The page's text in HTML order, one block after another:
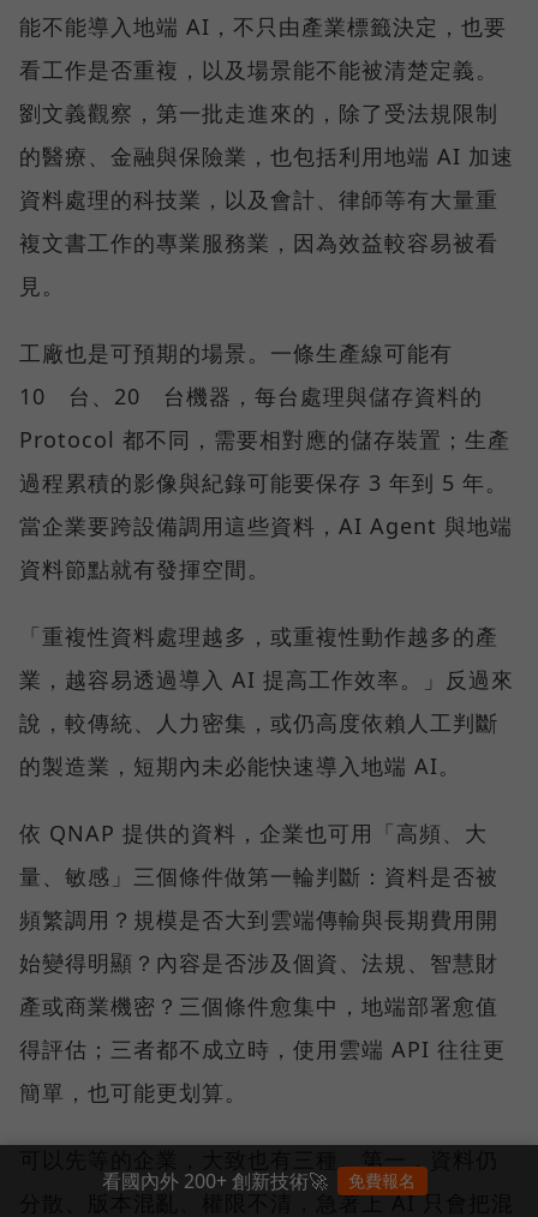
能不能導入地端 AI，不只由產業標籤決定，也要
看工作是否重複，以及場景能不能被清楚定義。
劉文義觀察，第一批走進來的，除了受法規限制
的醫療、金融與保險業，也包括利用地端 AI 加速
資料處理的科技業，以及會計、律師等有大量重
複文書工作的專業服務業，因為效益較容易被看
見。
工廠也是可預期的場景。一條生產線可能有
10 台、20 台機器，每台處理與儲存資料的
Protocol 都不同，需要相對應的儲存裝置；生產
過程累積的影像與紀錄可能要保存 3 年到 5 年。
當企業要跨設備調用這些資料，AI Agent 與地端
資料節點就有發揮空間。
「重複性資料處理越多，或重複性動作越多的產
業，越容易透過導入 AI 提高工作效率。」反過來
說，較傳統、人力密集，或仍高度依賴人工判斷
的製造業，短期內未必能快速導入地端 AI。
依 QNAP 提供的資料，企業也可用「高頻、大
量、敏感」三個條件做第一輪判斷：資料是否被
頻繁調用？規模是否大到雲端傳輸與長期費用開
始變得明顯？內容是否涉及個資、法規、智慧財
產或商業機密？三個條件愈集中，地端部署愈值
得評估；三者都不成立時，使用雲端 API 往往更
簡單，也可能更划算。
分散、版本混亂、權限不清，急著上 AI 只會把混
看國內外 200+ 創新技術🚀 免費報名